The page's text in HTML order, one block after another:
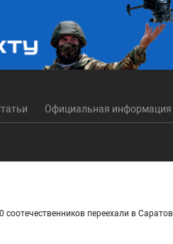
Официальная информация
соотечественников переехали в